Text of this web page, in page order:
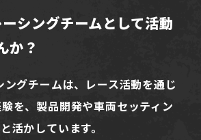
シングチームとして活動
か？
グチームは、レース活動を通じ
を、製品開発や車両セッティン
活かしています。